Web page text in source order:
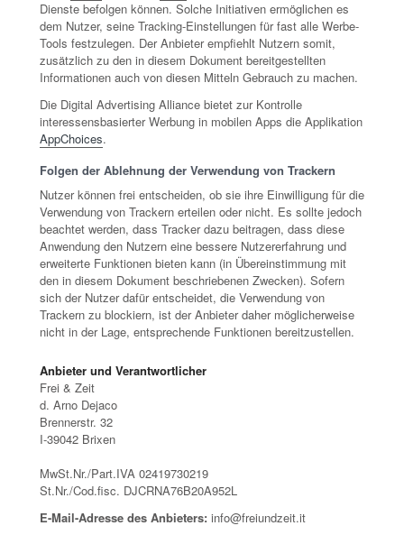
Dienste befolgen können. Solche Initiativen ermöglichen es
dem Nutzer, seine Tracking-Einstellungen für fast alle Werbe-
Tools festzulegen. Der Anbieter empfiehlt Nutzern somit,
zusätzlich zu den in diesem Dokument bereitgestellten
Informationen auch von diesen Mitteln Gebrauch zu machen.
Die Digital Advertising Alliance bietet zur Kontrolle
interessensbasierter Werbung in mobilen Apps die Applikation
AppChoices.
Folgen der Ablehnung der Verwendung von Trackern
Nutzer können frei entscheiden, ob sie ihre Einwilligung für die
Verwendung von Trackern erteilen oder nicht. Es sollte jedoch
beachtet werden, dass Tracker dazu beitragen, dass diese
Anwendung den Nutzern eine bessere Nutzererfahrung und
erweiterte Funktionen bieten kann (in Übereinstimmung mit
den in diesem Dokument beschriebenen Zwecken). Sofern
sich der Nutzer dafür entscheidet, die Verwendung von
Trackern zu blockiern, ist der Anbieter daher möglicherweise
nicht in der Lage, entsprechende Funktionen bereitzustellen.
Anbieter und Verantwortlicher
Frei & Zeit
d. Arno Dejaco
Brennerstr. 32
I-39042 Brixen
MwSt.Nr./Part.IVA 02419730219
St.Nr./Cod.fisc. DJCRNA76B20A952L
E-Mail-Adresse des Anbieters: info@freiundzeit.it